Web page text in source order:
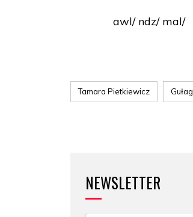
awl/ ndz/ mal/
Tamara Pietkiewicz Gułag
NEWSLETTER